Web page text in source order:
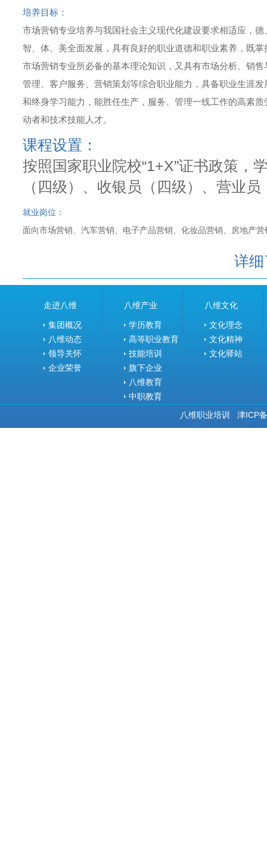
培养目标：
市场营销专业培养与我国社会主义现代化建设要求相适应，德
智、体、美全面发展，具有良好的职业道德和职业素养，既掌
市场营销专业所必备的基本理论知识，又具有市场分析、销售
管理、客户服务、营销策划等综合职业能力，具备职业生涯发
和终身学习能力，能胜任生产，服务、管理一线工作的高素质
动者和技术技能人才。
课程设置：
按照国家职业院校“1+X”证书政策，
（四级）、收银员（四级）、营业
就业岗位：
面向市场营销、汽车营销、电子产品营销、化妆品营销、房地产营
详
走进八维
集团概况
八维动态
领导关怀
企业荣誉
八维产业
学历教育
高等职业教育
技能培训
旗下企业
八维教育
中职教育
八维文化
文化理念
文化精神
文化驿站
八维职业培训 津ICP